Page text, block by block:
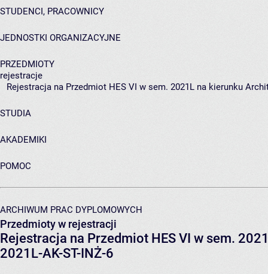
STUDENCI, PRACOWNICY
JEDNOSTKI ORGANIZACYJNE
PRZEDMIOTY
rejestracje
Rejestracja na Przedmiot HES VI w sem. 2021L na kierunku
STUDIA
AKADEMIKI
POMOC
ARCHIWUM PRAC DYPLOMOWYCH
Przedmioty w rejestracji
Rejestracja na Przedmiot HES VI w sem.
2021L-AK-ST-INŻ-6